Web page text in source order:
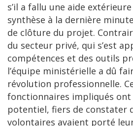
s’il a fallu une aide
synthèse à la dernière
de clôture du projet.
du secteur privé, qui s’est
compétences et des outils
l’équipe ministérielle a dû
révolution professionnelle.
fonctionnaires impliqués ont
potentiel, fiers de constater
volontaires avaient porté